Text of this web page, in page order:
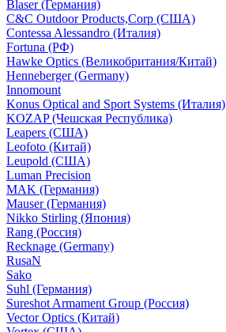
Blaser (Германия)
C&C Outdoor Products,Corp (США)
Contessa Alessandro (Италия)
Fortuna (РФ)
Hawke Optics (Великобритания/Китай)
Henneberger (Germany)
Innomount
Konus Optical and Sport Systems (Италия)
KOZAP (Чешская Республика)
Leapers (США)
Leofoto (Китай)
Leupold (США)
Luman Precision
MAK (Германия)
Mauser (Германия)
Nikko Stirling (Япония)
Rang (Россия)
Recknage (Germany)
RusaN
Sako
Suhl (Германия)
Sureshot Armament Group (Россия)
Vector Optics (Китай)